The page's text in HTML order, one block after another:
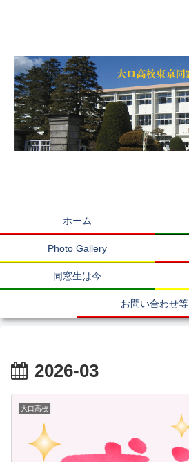
ホーム
Photo Gallery
同窓生は今
お問い合わせ等
2026-03
大口高校